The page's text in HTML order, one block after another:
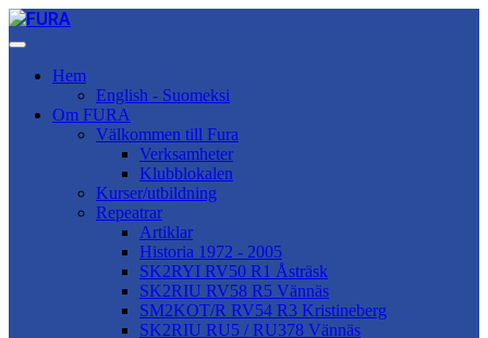
Hem
English - Suomeksi
Om FURA
Välkommen till Fura
Verksamheter
Klubblokalen
Kurser/utbildning
Repeatrar
Artiklar
Historia 1972 - 2005
SK2RYI RV50 R1 Åsträsk
SK2RIU RV58 R5 Vännäs
SM2KOT/R RV54 R3 Kristineberg
SK2RIU RU5 / RU378 Vännäs